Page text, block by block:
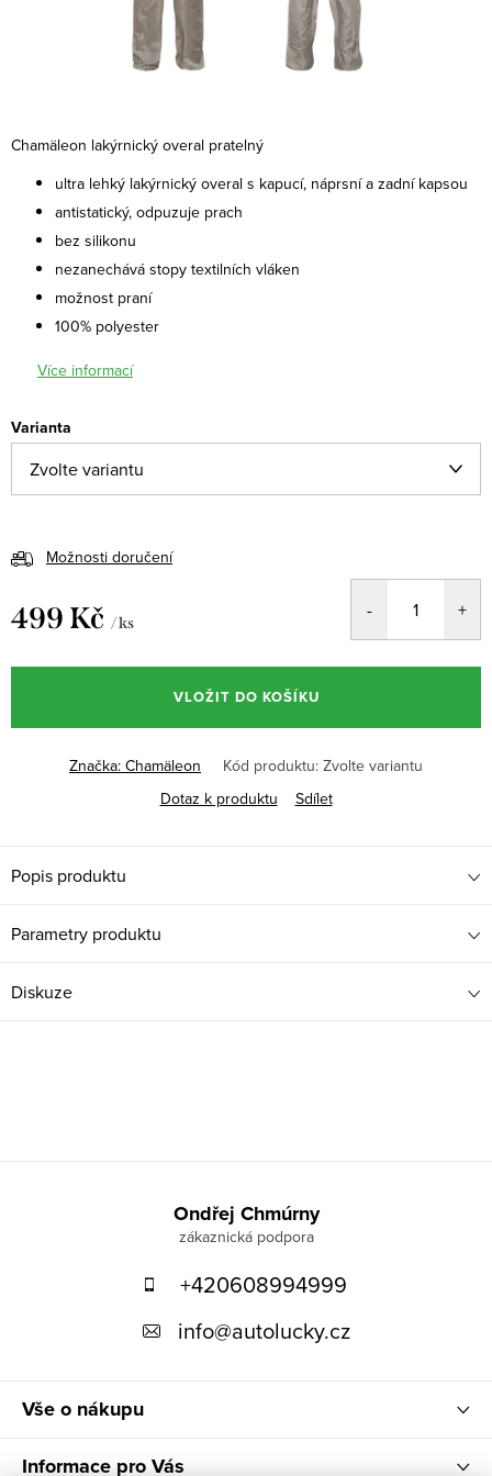
Chamäleon lakýrnický overal pratelný
ultra lehký lakýrnický overal s kapucí, náprsní a zadní kapsou
antistatický, odpuzuje prach
bez silikonu
nezanechává stopy textilních vláken
možnost praní
100% polyester
Více informací
Varianta
Možnosti doručení
499 Kč / ks
cena:
VLOŽIT DO KOŠÍKU
Značka: Chamäleon Kód produktu: Zvolte variantu
Dotaz k produktu
Sdílet
Popis produktu
Parametry produktu
Diskuze
Vše o nákupu
Informace pro Vás
Ondřej Chmúrny
+420608994999
info@autolucky.cz